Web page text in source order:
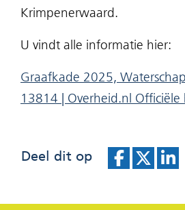
Krimpenerwaard.
U vindt alle informatie hier:
Graafkade 2025,
13814 | Overheid.nl
Deel dit op
e
e
e